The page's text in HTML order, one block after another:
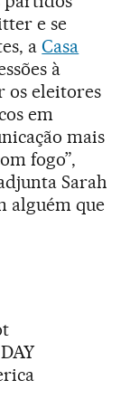
e se
aCasa
à
os eleitores
em
mais
fogo”,
Sarah
alguém que